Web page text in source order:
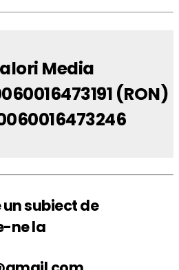
Media
(RON)
subiect de
ne la